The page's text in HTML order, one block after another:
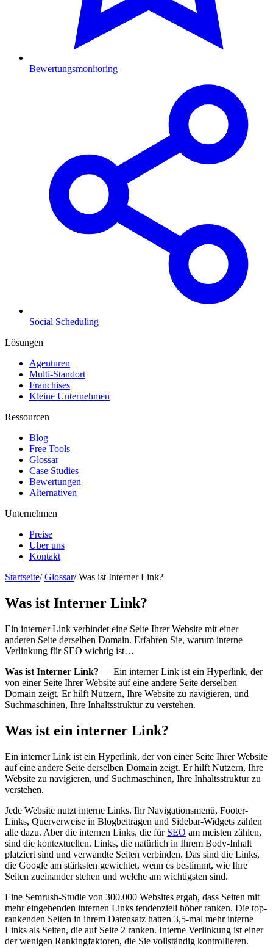
Bewertungsmonitoring
Social Scheduling
Lösungen
Agenturen
Multi-Standort
Franchises
Kleine Unternehmen
Ressourcen
Blog
Free Tools
Glossar
Case Studies
Bewertungen
Alternativen
Unternehmen
Preise
Über uns
Kontakt
Startseite/ Glossar/ Was ist Interner Link?
Was ist Interner Link?
Ein interner Link verbindet eine Seite Ihrer Website mit einer
anderen Seite derselben Domain. Erfahren Sie, warum interne
Verlinkung für SEO wichtig ist…
Was ist Interner Link? — Ein interner Link ist ein Hyperlink, der
von einer Seite Ihrer Website auf eine andere Seite derselben
Domain zeigt. Er hilft Nutzern, Ihre Website zu navigieren, und
Suchmaschinen, Ihre Inhaltsstruktur zu verstehen.
Was ist ein interner Link?
Ein interner Link ist ein Hyperlink, der von einer Seite Ihrer Website
auf eine andere Seite derselben Domain zeigt. Er hilft Nutzern, Ihre
Website zu navigieren, und Suchmaschinen, Ihre Inhaltsstruktur zu
verstehen.
Jede Website nutzt interne Links. Ihr Navigationsmenü, Footer-
Links, Querverweise in Blogbeiträgen und Sidebar-Widgets zählen
alle dazu. Aber die internen Links, die für SEO am meisten zählen,
sind die kontextuellen. Links, die natürlich in Ihrem Body-Inhalt
platziert sind und verwandte Seiten verbinden. Das sind die Links,
die Google am stärksten gewichtet, wenn es bestimmt, wie Ihre
Seiten zueinander stehen und welche am wichtigsten sind.
Eine Semrush-Studie von 300.000 Websites ergab, dass Seiten mit
mehr eingehenden internen Links tendenziell höher ranken. Die top-
rankenden Seiten in ihrem Datensatz hatten 3,5-mal mehr interne
Links als Seiten, die auf Seite 2 ranken. Interne Verlinkung ist einer
der wenigen Rankingfaktoren, die Sie vollständig kontrollieren.